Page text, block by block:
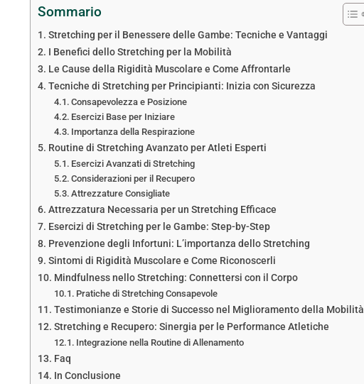
Sommario
Stretching per il Benessere delle Gambe: Tecniche e Vantaggi
I Benefici dello Stretching per la Mobilità
Le Cause della Rigidità Muscolare e Come Affrontarle
Tecniche di Stretching per Principianti: Inizia con Sicurezza
Consapevolezza e Posizione
Esercizi Base per Iniziare
Importanza della Respirazione
Routine di Stretching Avanzato per Atleti Esperti
Esercizi Avanzati di Stretching
Considerazioni per il Recupero
Attrezzature Consigliate
Attrezzatura Necessaria per un Stretching Efficace
Esercizi di Stretching per le Gambe: Step-by-Step
Prevenzione degli Infortuni: L’importanza dello Stretching
Sintomi di Rigidità Muscolare e Come Riconoscerli
Mindfulness nello Stretching: Connettersi con il Corpo
Pratiche di Stretching Consapevole
Testimonianze e Storie di Successo nel Miglioramento della Mobilità
Stretching e Recupero: Sinergia per le Performance Atletiche
Integrazione nella Routine di Allenamento
Faq
In Conclusione